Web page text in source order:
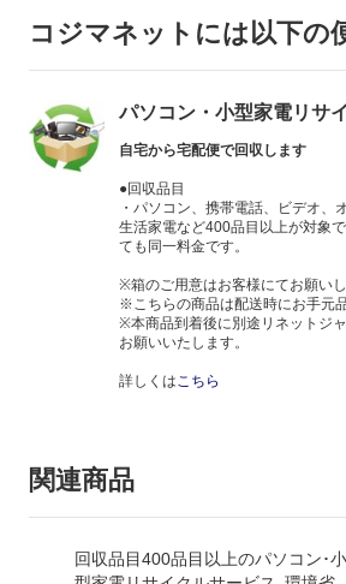
コジマネットには以下の
パソコン・小型家電リサ
自宅から宅配便で回収します
●回収品目
・パソコン、携帯電話、ビデオ、
生活家電など400品目以上が対象
ても同一料金です。
※箱のご用意はお客様にてお願いし
※こちらの商品は配送時にお手元
※本商品到着後に別途リネットジ
お願いいたします。
詳しくはこちら
関連商品
回収品目400品目以上のパソコン･小